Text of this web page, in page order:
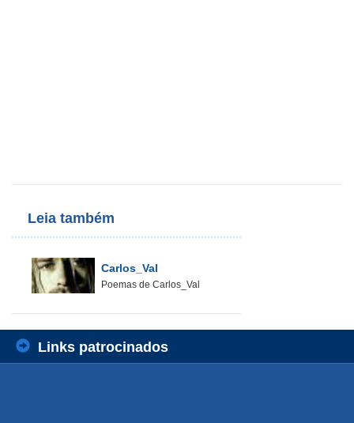
Leia também
Carlos_Val
Poemas de Carlos_Val
Links patrocinados